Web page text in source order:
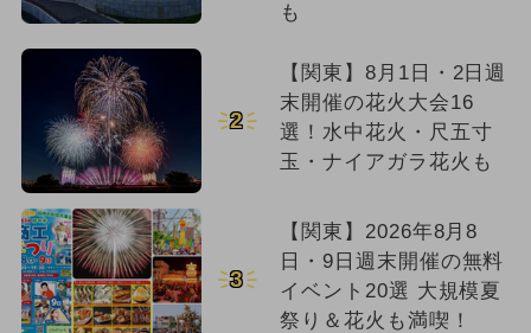
も
2
【関東】8月1日・2日週
末開催の花火大会16
選！水中花火・尺五寸
玉・ナイアガラ花火も
3
【関東】2026年8月8
日・9日週末開催の無料
イベント20選 大規模夏
祭り＆花火も満喫！